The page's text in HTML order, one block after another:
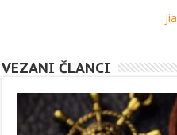
VEZANI ČLANCI